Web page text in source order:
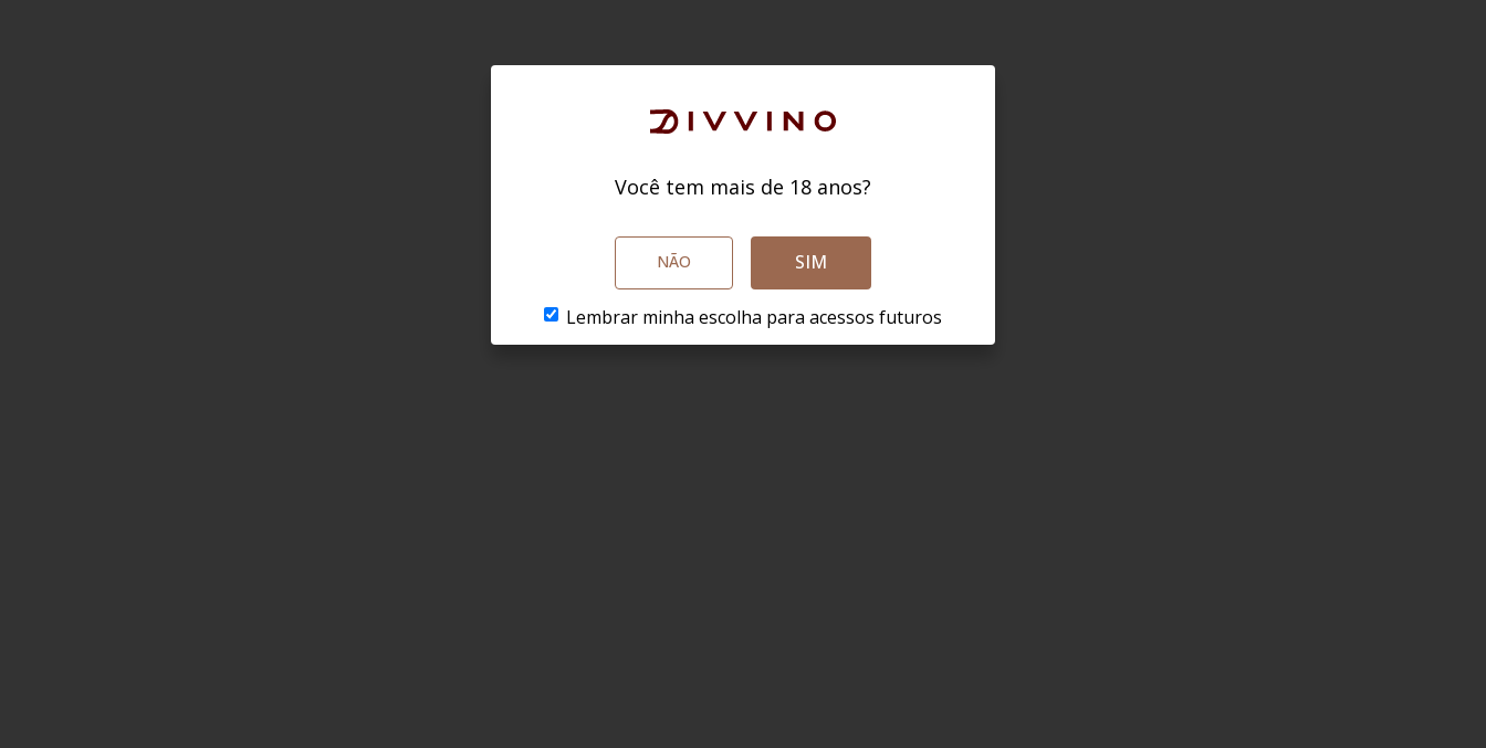
Você tem mais de 18 anos?
NÃO SIM
Lembrar minha escolha para acessos futuros